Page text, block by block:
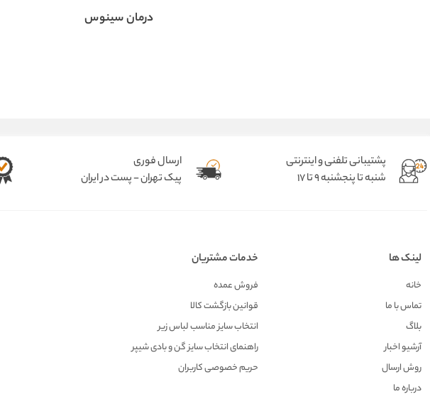
درمان سینوس
پشتیبانی تلفنی و اینترنتی
شنبه تا پنجشنبه 9 تا 17
ارسال فوری
پیک تهران - پست در ایران
لینک ها
خانه
تماس با ما
بلاگ
آرشیو اخبار
روش ارسال
درباره ما
خدمات مشتریان
فروش عمده
قوانین بازگشت کالا
انتخاب سایز مناسب لباس زیر
راهنمای انتخاب سایز گن و بادی شیپر
حریم خصوصی کاربران